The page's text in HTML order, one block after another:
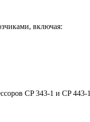
включая:
CP 343-1 и CP